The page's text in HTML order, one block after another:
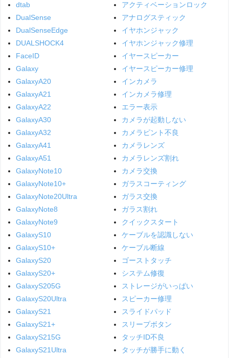
dtab
DualSense
DualSenseEdge
DUALSHOCK4
FaceID
Galaxy
GalaxyA20
GalaxyA21
GalaxyA22
GalaxyA30
GalaxyA32
GalaxyA41
GalaxyA51
GalaxyNote10
GalaxyNote10+
GalaxyNote20Ultra
GalaxyNote8
GalaxyNote9
GalaxyS10
GalaxyS10+
GalaxyS20
GalaxyS20+
GalaxyS205G
GalaxyS20Ultra
GalaxyS21
GalaxyS21+
GalaxyS215G
GalaxyS21Ultra
アクティベーションロック
アナログスティック
イヤホンジャック
イヤホンジャック修理
イヤースピーカー
イヤースピーカー修理
インカメラ
インカメラ修理
エラー表示
カメラが起動しない
カメラピント不良
カメラレンズ
カメラレンズ割れ
カメラ交換
ガラスコーティング
ガラス交換
ガラス割れ
クイックスタート
ケーブルを認識しない
ケーブル断線
ゴーストタッチ
システム修復
ストレージがいっぱい
スピーカー修理
スライドパッド
スリープボタン
タッチID不良
タッチが勝手に動く